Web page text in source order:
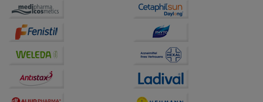
auf unserer Website aber auch die Werbung auf
Bitte beachten Sie, dass Daten hierfür teilweise an
übertragen werden.